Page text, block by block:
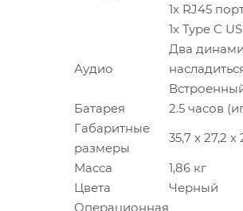
1x RJ45
1x Type C
Аудио
Два
Батарея
2.5 часов
Габаритные
размеры
35,7 х 27,2
Масса
1,86 кг
Цвета
Черный
Операционная